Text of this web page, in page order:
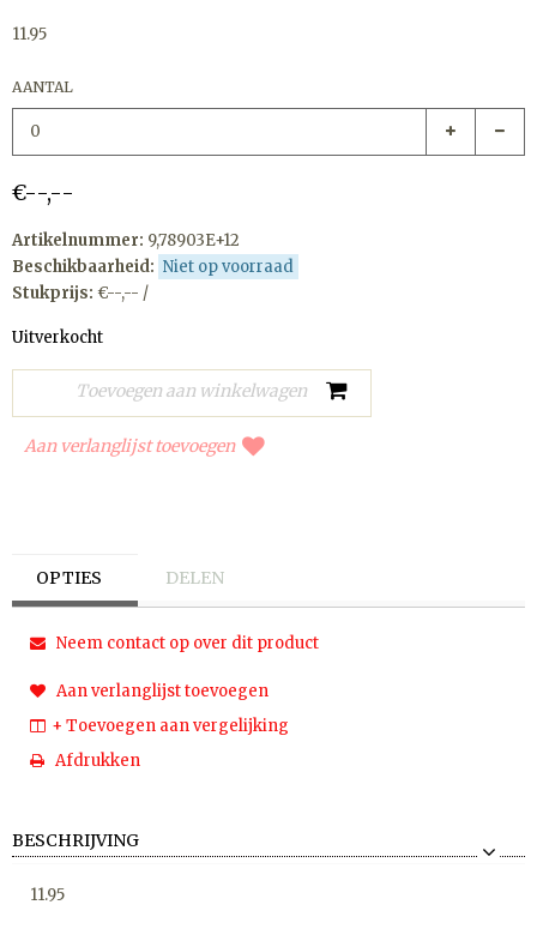
11.95
AANTAL
€--,--
Artikelnummer: 9,78903E+12
Beschikbaarheid: Niet op voorraad
Stukprijs: €--,-- /
Uitverkocht
Aan verlanglijst toevoegen
OPTIES DELEN
Neem contact op over dit product
Aan verlanglijst toevoegen
+ Toevoegen aan vergelijking
Afdrukken
BESCHRIJVING
11.95